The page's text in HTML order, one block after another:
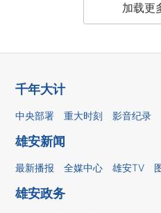
加载更
千年大计
中央部署 重大时刻 影音纪录
雄安新闻
最新播报 全媒中心 雄安TV
雄安政务